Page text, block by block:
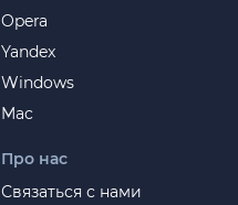
Opera
Yandex
Windows
Mac
Про нас
Связаться с нами